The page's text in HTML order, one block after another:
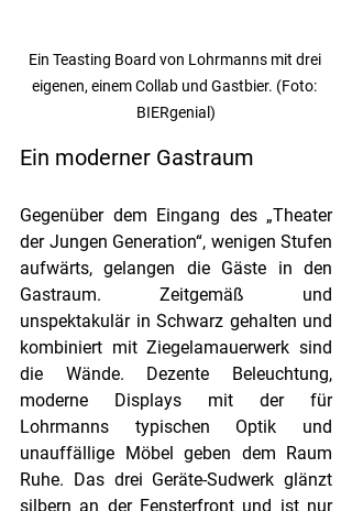
Ein Teasting Board von Lohrmanns mit drei
eigenen, einem Collab und Gastbier. (Foto:
BIERgenial)
Ein moderner Gastraum
Gegenüber dem Eingang des „Theater
der Jungen Generation“, wenigen Stufen
aufwärts, gelangen die Gäste in den
Gastraum. Zeitgemäß und
unspektakulär in Schwarz gehalten und
kombiniert mit Ziegelamauerwerk sind
die Wände. Dezente Beleuchtung,
moderne Displays mit der für
Lohrmanns typischen Optik und
unauffällige Möbel geben dem Raum
Ruhe. Das drei Geräte-Sudwerk glänzt
silbern an der Fensterfront und ist nur